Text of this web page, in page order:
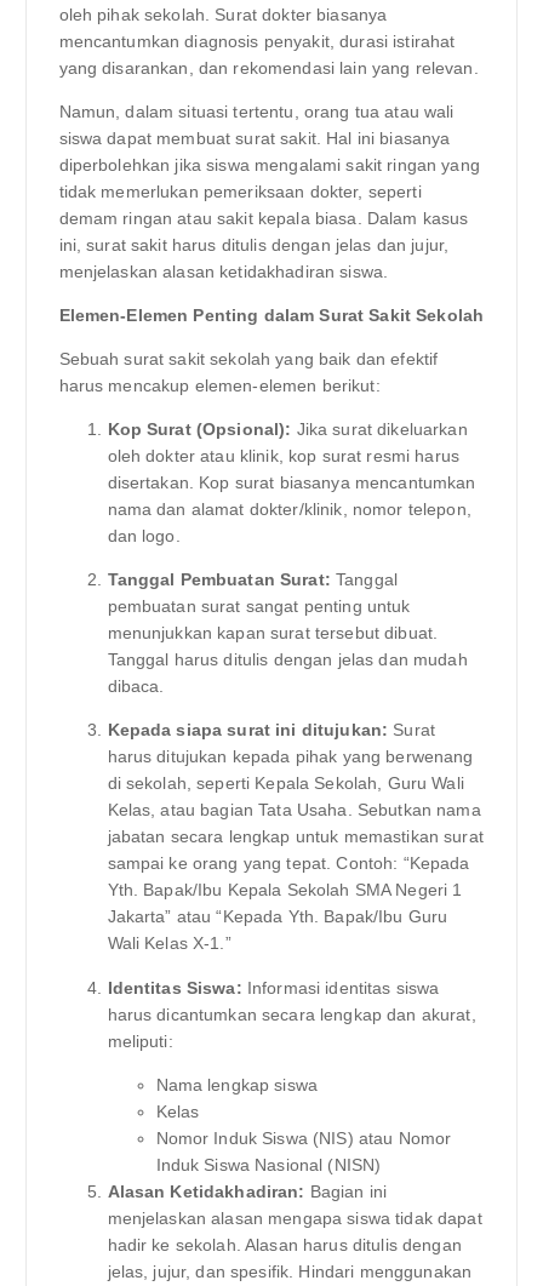
oleh pihak sekolah. Surat dokter biasanya
mencantumkan diagnosis penyakit, durasi istirahat
yang disarankan, dan rekomendasi lain yang relevan.
Namun, dalam situasi tertentu, orang tua atau wali
siswa dapat membuat surat sakit. Hal ini biasanya
diperbolehkan jika siswa mengalami sakit ringan yang
tidak memerlukan pemeriksaan dokter, seperti
demam ringan atau sakit kepala biasa. Dalam kasus
ini, surat sakit harus ditulis dengan jelas dan jujur,
menjelaskan alasan ketidakhadiran siswa.
Elemen-Elemen Penting dalam Surat Sakit Sekolah
Sebuah surat sakit sekolah yang baik dan efektif
harus mencakup elemen-elemen berikut:
Kop Surat (Opsional): Jika surat dikeluarkan
oleh dokter atau klinik, kop surat resmi harus
disertakan. Kop surat biasanya mencantumkan
nama dan alamat dokter/klinik, nomor telepon,
dan logo.
Tanggal Pembuatan Surat: Tanggal
pembuatan surat sangat penting untuk
menunjukkan kapan surat tersebut dibuat.
Tanggal harus ditulis dengan jelas dan mudah
dibaca.
Kepada siapa surat ini ditujukan: Surat
harus ditujukan kepada pihak yang berwenang
di sekolah, seperti Kepala Sekolah, Guru Wali
Kelas, atau bagian Tata Usaha. Sebutkan nama
jabatan secara lengkap untuk memastikan surat
sampai ke orang yang tepat. Contoh: “Kepada
Yth. Bapak/Ibu Kepala Sekolah SMA Negeri 1
Jakarta” atau “Kepada Yth. Bapak/Ibu Guru
Wali Kelas X-1.”
Identitas Siswa: Informasi identitas siswa
harus dicantumkan secara lengkap dan akurat,
meliputi:
Nama lengkap siswa
Kelas
Nomor Induk Siswa (NIS) atau Nomor
Induk Siswa Nasional (NISN)
Alasan Ketidakhadiran: Bagian ini
menjelaskan alasan mengapa siswa tidak dapat
hadir ke sekolah. Alasan harus ditulis dengan
jelas, jujur, dan spesifik. Hindari menggunakan